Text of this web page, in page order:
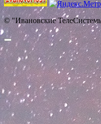
© "Ивановские
Прокрутить
вверх